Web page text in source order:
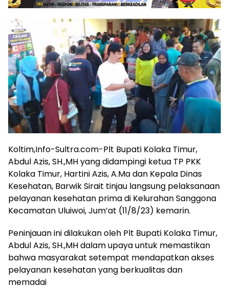
Koltim,Info-Sultra.com-Plt Bupati Kolaka Timur,
Abdul Azis, SH.,MH yang didampingi ketua TP PKK
Kolaka Timur, Hartini Azis, A.Ma dan Kepala Dinas
Kesehatan, Barwik Sirait tinjau langsung pelaksanaan
pelayanan kesehatan prima di Kelurahan Sanggona
Kecamatan Uluiwoi, Jum’at (11/8/23) kemarin.
Peninjauan ini dilakukan oleh Plt Bupati Kolaka Timur,
Abdul Azis, SH.,MH dalam upaya untuk memastikan
bahwa masyarakat setempat mendapatkan akses
pelayanan kesehatan yang berkualitas dan
memadai